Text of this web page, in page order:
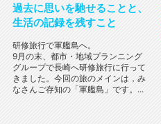
過去に思いを馳せることと、
生活の記録を残すこと
研修旅行で軍艦島へ。
9月の末、都市・地域プランニング
グループで長崎へ研修旅行に行って
きました。今回の旅のメインは，み
なさんご存知の「軍艦島」です。...